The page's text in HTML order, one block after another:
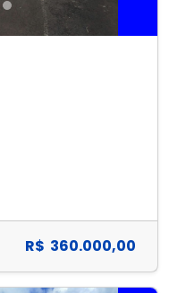
R$ 360.000,00